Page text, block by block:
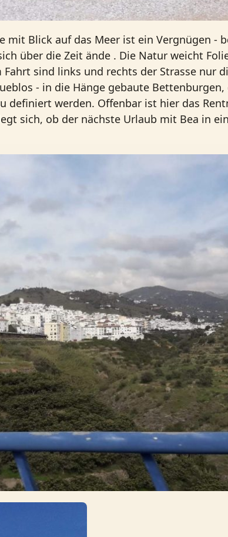
mit Blick auf das Meer ist ein Vergnügen -
über die Zeit ände . Die Natur weicht
sind links und rechts der Strasse nur
- in die Hänge gebaute Bettenburgen,
definiert werden. Offenbar ist hier das
sich, ob der nächste Urlaub mit Bea in